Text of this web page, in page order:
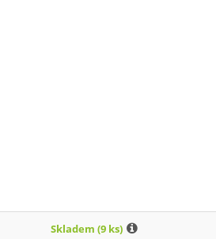
Skladem (9 ks)